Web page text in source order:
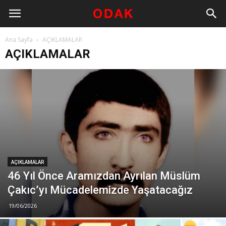
Ana Sayfa AÇIKLAMALAR
AÇIKLAMALAR
AÇIKLAMALAR
46 Yıl Önce Aramızdan Ayrılan Müslüm
Çakıc’yı Mücadelemizde Yaşatacağız
19/06/2026